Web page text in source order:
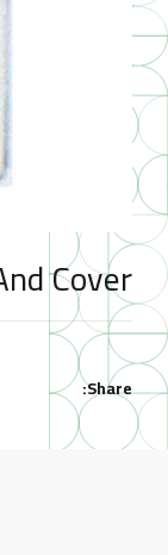
Cover
Share